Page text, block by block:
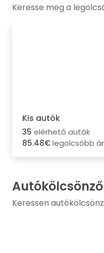
Keresse meg a
Kis autók
35 elérhető autók
85.48€legolcsóbb ár
Keressen